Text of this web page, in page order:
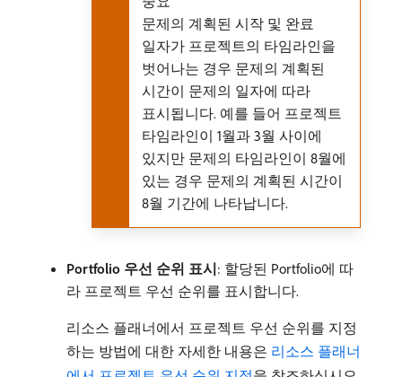
문제의 계획된 시작 및 완료
일자가 프로젝트의 타임라인을
벗어나는 경우 문제의 계획된
시간이 문제의 일자에 따라
표시됩니다. 예를 들어 프로젝트
타임라인이 1월과 3월 사이에
있지만 문제의 타임라인이 8월에
있는 경우 문제의 계획된 시간이
8월 기간에 나타납니다.
Portfolio 우선 순위 표시: 할당된 Portfolio에 따
라 프로젝트 우선 순위를 표시합니다.
리소스 플래너에서 프로젝트 우선 순위를 지정
하는 방법에 대한 자세한 내용은 리소스 플래너